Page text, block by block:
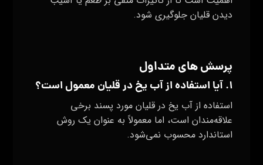
دیدن قلیان جلوگیری شود.
پرسش های متداول
۱. آیا استفاده از آب یخ در قلیان معمول است؟
استفاده از آب یخ در قلیان مورد پسند برخی
علاقه‌مندان است، اما معمولاً به عنوان یک روش
استاندارد محسوب نمی‌شود.